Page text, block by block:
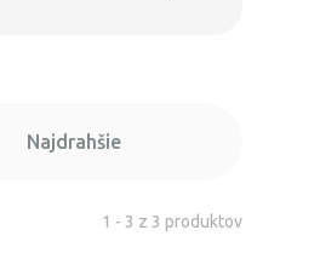
Najdrahšie
1 - 3 z 3 produktov